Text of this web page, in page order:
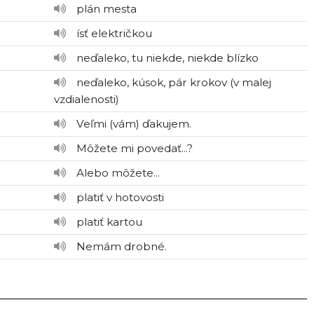
plán mesta
ísť električkou
neďaleko, tu niekde, niekde blízko
neďaleko, kúsok, pár krokov v malej
vzdialenosti
Veľmi (vám) ďakujem.
Môžete mi povedať...?
Alebo môžete...
platiť v hotovosti
platiť kartou
Nemám drobné.